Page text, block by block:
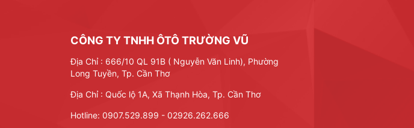
CÔNG TY TNHH ÔTÔ TRƯỜNG VŨ
Địa Chỉ : 666/10 QL 91B ( Nguyễn Văn Linh), Phường
Long Tuyền, Tp. Cần Thơ
Địa Chỉ : Quốc lộ 1A, Xã Thạnh Hòa, Tp. Cần Thơ
Hotline: 0907.529.899 - 02926.262.666